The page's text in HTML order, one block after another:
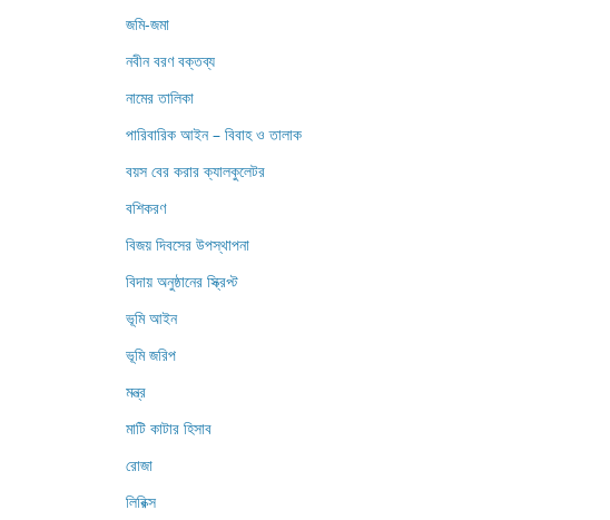
জমি-জমা
নবীন বরণ বক্তব্য
নামের তালিকা
পারিবারিক আইন – বিবাহ ও তালাক
বয়স বের করার ক্যালকুলেটর
বশিকরণ
বিজয় দিবসের উপস্থাপনা
বিদায় অনুষ্ঠানের স্ক্রিপ্ট
ভূমি আইন
ভূমি জরিপ
মন্ত্র
মাটি কাটার হিসাব
রোজা
লিরিক্স